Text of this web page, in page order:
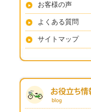
お客様の声
よくある質問
サイトマップ